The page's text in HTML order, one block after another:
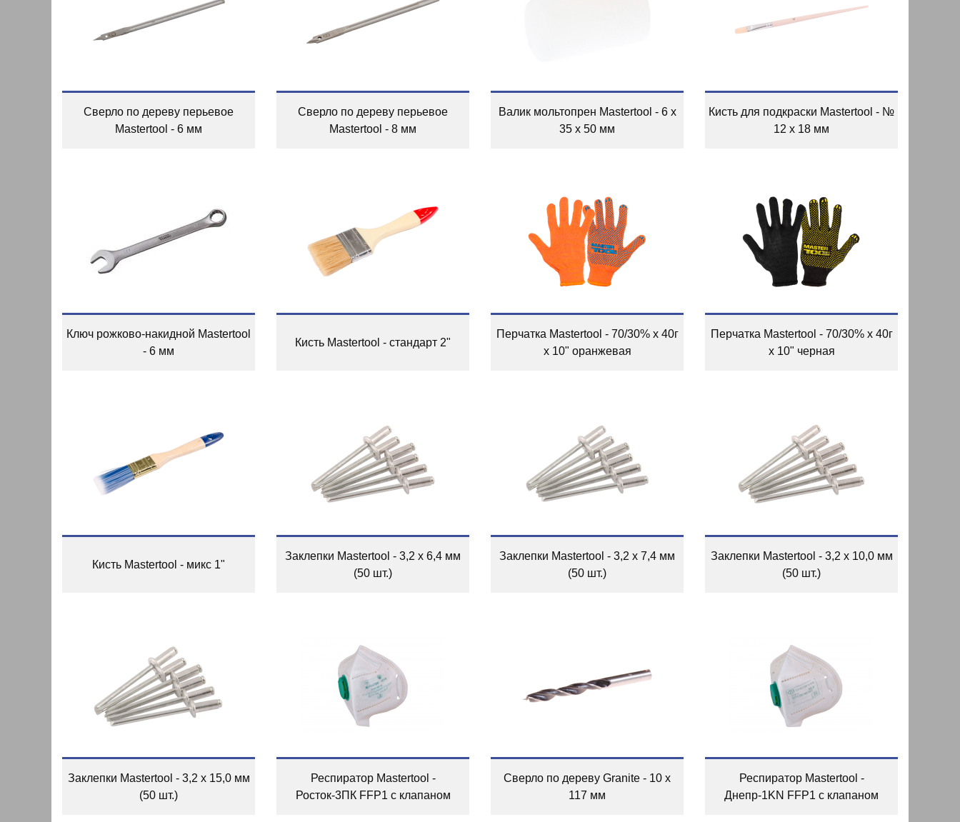
Сверло по дереву перьевое
Mastertool - 6 мм
Сверло по дереву перьевое
Mastertool - 8 мм
Валик мольтопрен Mastertool - 6 х
35 х 50 мм
Кисть для подкраски Mastertool - №
12 x 18 мм
Ключ рожково-накидной Mastertool
- 6 мм
Кисть Mastertool - стандарт 2"
Перчатка Mastertool - 70/30% x 40г
x 10" оранжевая
Перчатка Mastertool - 70/30% x 40г
x 10" черная
Кисть Mastertool - микс 1"
Заклепки Mastertool - 3,2 х 6,4 мм
(50 шт.)
Заклепки Mastertool - 3,2 х 7,4 мм
(50 шт.)
Заклепки Mastertool - 3,2 х 10,0 мм
(50 шт.)
Заклепки Mastertool - 3,2 х 15,0 мм
(50 шт.)
Респиратор Mastertool -
Росток-3ПК FFP1 с клапаном
Сверло по дереву Granite - 10 x
117 мм
Респиратор Mastertool -
Днепр-1KN FFP1 с клапаном